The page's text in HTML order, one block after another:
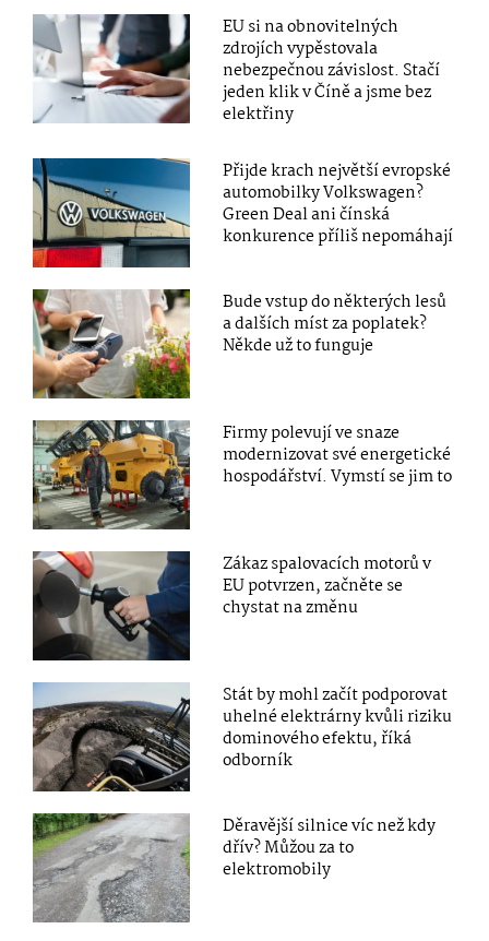
EU si na obnovitelných
zdrojích vypěstovala
nebezpečnou závislost. Stačí
jeden klik v Číně a jsme bez
elektřiny
Přijde krach největší evropské
automobilky Volkswagen?
Green Deal ani čínská
konkurence příliš nepomáhají
Bude vstup do některých lesů
a dalších míst za poplatek?
Někde už to funguje
Firmy polevují ve snaze
modernizovat své energetické
hospodářství. Vymstí se jim to
Zákaz spalovacích motorů v
EU potvrzen, začněte se
chystat na změnu
Stát by mohl začít podporovat
uhelné elektrárny kvůli riziku
dominového efektu, říká
odborník
Děravější silnice víc než kdy
dřív? Můžou za to
elektromobily